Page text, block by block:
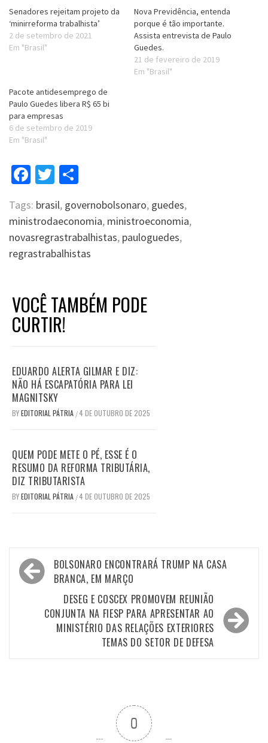
Senadores rejeitam projeto da
‘minirreforma trabalhista’
2 de setembro de 2021
Em "Brasil"
Nova Previdência, entenda
porque é tão importante.
Assista entrevista de Paulo
Guedes.
21 de fevereiro de 2019
Em "Brasil"
Pacote antidesemprego de
Paulo Guedes libera R$ 65 bi
para empresas
6 de setembro de 2019
Em "Brasil"
Facebook
Twitter
Tags: brasil, governobolsonaro, guedes,
ministrodaeconomia, ministroeconomia,
novasregrastrabalhistas, pauloguedes,
regrastrabalhistas
VOCÊ TAMBÉM PODE
CURTIR!
EDUARDO ALERTA GILMAR E DIZ:
NÃO HÁ ESCAPATÓRIA PARA LEI
MAGNITSKY
BYEDITORIAL PÁTRIA /4 DE OUTUBRO DE 2025
QUEM PODE METE O PÉ, ESSE É O
RESUMO DA REFORMA TRIBUTÁRIA,
DIZ TRIBUTARISTA
BYEDITORIAL PÁTRIA /4 DE OUTUBRO DE 2025
Navegação
de
BOLSONARO ENCONTRARÁ TRUMP NA CASA
BRANCA, EM MARÇO
DESEG E COSCEX PROMOVEM REUNIÃO
CONJUNTA NA FIESP PARA APRESENTAR AO
MINISTÉRIO DAS RELAÇÕES EXTERIORES
TEMAS DO SETOR DE DEFESA
0